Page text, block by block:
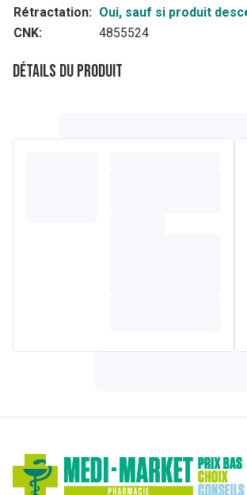
Rétractation: Oui, sauf si produit
CNK:
4855524
Détails du produit
COCOAMPHODIACETATE. COCO-
HYDROXIDE*. SODIUM LAURYL